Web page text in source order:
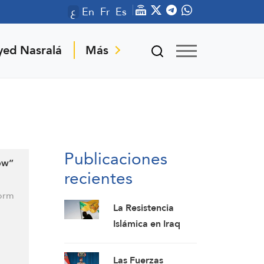
ع En Fr Es
Nasralá Más
Publicaciones
recientes
La Resistencia
Islámica en Iraq
respuesta a la
Las Fuerzas